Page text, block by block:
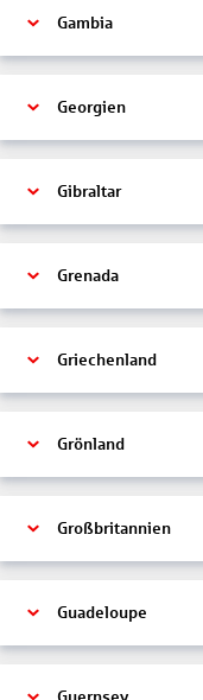
Gambia
Georgien
Gibraltar
Grenada
Griechenland
Grönland
Großbritannien
Guadeloupe